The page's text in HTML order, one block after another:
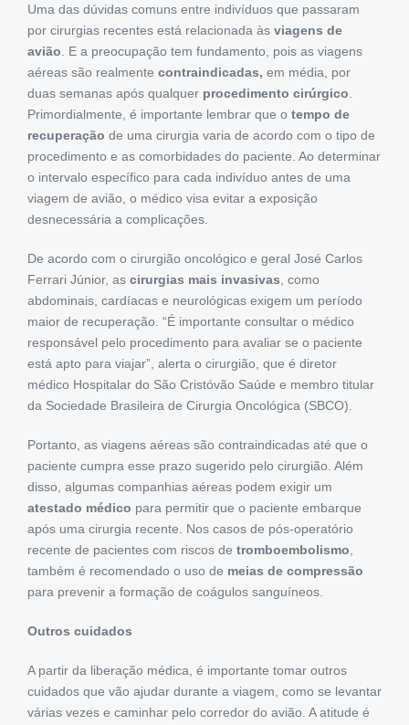
Uma das dúvidas comuns entre indivíduos que passaram
por cirurgias recentes está relacionada às viagens de
avião. E a preocupação tem fundamento, pois as viagens
aéreas são realmente contraindicadas, em média, por
duas semanas após qualquer procedimento cirúrgico.
Primordialmente, é importante lembrar que o tempo de
recuperação de uma cirurgia varia de acordo com o tipo de
procedimento e as comorbidades do paciente. Ao determinar
o intervalo específico para cada indivíduo antes de uma
viagem de avião, o médico visa evitar a exposição
desnecessária a complicações.
De acordo com o cirurgião oncológico e geral José Carlos
Ferrari Júnior, as cirurgias mais invasivas, como
abdominais, cardíacas e neurológicas exigem um período
maior de recuperação. “É importante consultar o médico
responsável pelo procedimento para avaliar se o paciente
está apto para viajar”, alerta o cirurgião, que é diretor
médico Hospitalar do São Cristóvão Saúde e membro titular
da Sociedade Brasileira de Cirurgia Oncológica (SBCO).
Portanto, as viagens aéreas são contraindicadas até que o
paciente cumpra esse prazo sugerido pelo cirurgião. Além
disso, algumas companhias aéreas podem exigir um
atestado médico para permitir que o paciente embarque
após uma cirurgia recente. Nos casos de pós-operatório
recente de pacientes com riscos de tromboembolismo,
também é recomendado o uso de meias de compressão
para prevenir a formação de coágulos sanguíneos.
Outros cuidados
A partir da liberação médica, é importante tomar outros
cuidados que vão ajudar durante a viagem, como se levantar
várias vezes e caminhar pelo corredor do avião. A atitude é